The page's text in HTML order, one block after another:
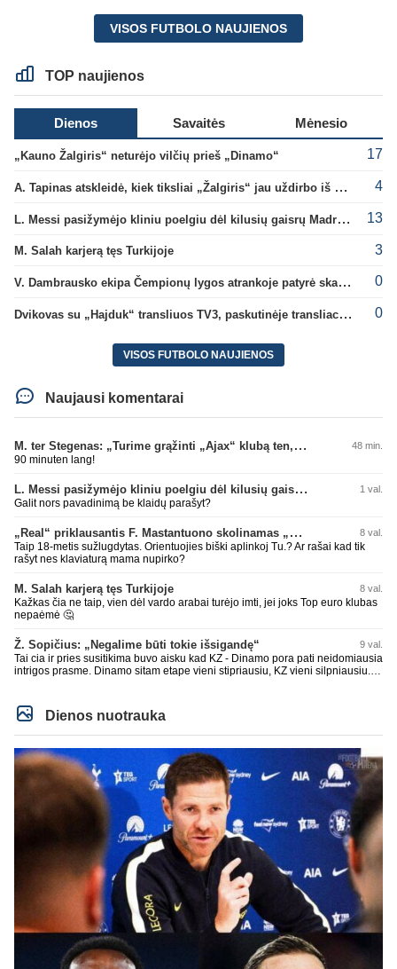
VISOS FUTBOLO NAUJIENOS
TOP naujienos
Dienos Savaitės Mėnesio
„Kauno Žalgiris“ neturėjo vilčių prieš „Dinamo“ 17
A. Tapinas atskleidė, kiek tiksliai „Žalgiris“ jau uždirbo iš UEFA premijų 4
L. Messi pasižymėjo kliniu poelgiu dėl kilusių gaisrų Madride 13
M. Salah karjerą tęs Turkijoje 3
V. Dambrausko ekipa Čempionų lygos atrankoje patyrė skaudžią nesėkmę 0
Dvikovas su „Hajduk“ transliuos TV3, paskutinėje transliacijoje – nauji rekordai 0
VISOS FUTBOLO NAUJIENOS
Naujausi komentarai
M. ter Stegenas: „Turime grąžinti „Ajax“ klubą ten, kur jam priklauso“ 48 min.
90 minuten lang!
L. Messi pasižymėjo kliniu poelgiu dėl kilusių gaisrų Madride 1 val.
Galit nors pavadinimą be klaidų parašyt?
„Real“ priklausantis F. Mastantuono skolinamas „Fiorentina“ ekipai 8 val.
Taip 18-metis sužlugdytas. Orientuojies biški aplinkoj Tu.? Ar rašai kad tik
rašyt nes klaviaturą mama nupirko?
M. Salah karjerą tęs Turkijoje 8 val.
Kažkas čia ne taip, vien dėl vardo arabai turėjo imti, jei joks Top euro klubas
nepaėmė 🤔
Ž. Sopičius: „Negalime būti tokie išsigandę“ 9 val.
Tai cia ir pries susitikima buvo aisku kad KZ - Dinamo pora pati neidomiausia
intrigos prasme. Dinamo sitam etape vieni stipriausiu, KZ vieni silpniausiu.
Dienos nuotrauka